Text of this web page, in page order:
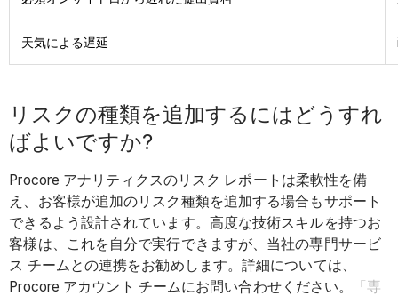
天気による遅延
リスクの種類を追加するにはどうすれ
ばよいですか?
Procore アナリティクスのリスク レポートは柔軟性を備
え、お客様が追加のリスク種類を追加する場合もサポート
できるよう設計されています。高度な技術スキルを持つお
客様は、これを自分で実行できますが、当社の専門サービ
ス チームとの連携をお勧めします。詳細については、
Procore アカウント チームにお問い合わせください。
「専